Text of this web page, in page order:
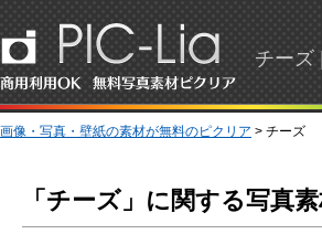
チーズ
画像・写真・壁紙の素材が無料のピクリア > チーズ
「チーズ」に関する写真